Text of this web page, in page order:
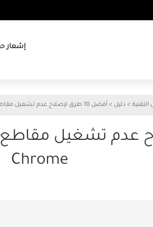
إشعار
التقنية > دليل > أفضل 10 طرق لإصلاح عدم تشغيل مقاطع الفيديو على Twitter في Google Chrome
Chrome